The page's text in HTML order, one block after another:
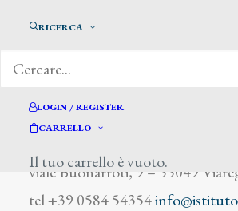
RICERCA
LOGIN / REGISTER
CARRELLO
Il tuo carrello è vuoto.
viale Buonarroti, 9 – 55049
tel +39 0584 54354